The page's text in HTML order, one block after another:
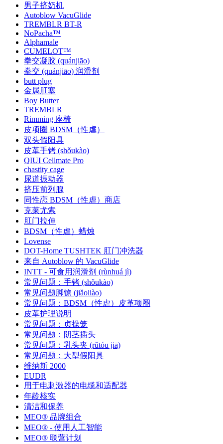
男子挤奶机
Autoblow VacuGlide
TREMBLR BT-R
NoPacha™
Alphamale
CUMELOT™
拳交凝胶 (quánjiāo)
拳交 (quánjiāo) 润滑剂
butt plug
金属肛塞
Boy Butter
TREMBLR
Rimming 座椅
皮项圈 BDSM（性虐）
双头假阳具
皮革手铐 (shǒukào)
QIUI Cellmate Pro
chastity cage
尿道振动器
挤压前列腺
同性恋 BDSM（性虐）商店
克莱尤索
肛门拉伸
BDSM（性虐）蜡烛
Lovense
DOT-Home TUSHTEK 肛门冲洗器
来自 Autoblow 的 VacuGlide
INTT - 可食用润滑剂 (rùnhuá jì)
常见问题：手铐 (shǒukào)
常见问题脚镣 (jiǎoliào)
常见问题：BDSM（性虐）皮革项圈
皮革护理说明
常见问题：贞操笼
常见问题：阴茎插头
常见问题：乳头夹 (rǔtóu jiā)
常见问题：大型假阳具
维纳斯 2000
EUDR
用于电刺激器的电缆和适配器
年龄核实
清洁和保养
MEO® 品牌组合
MEO® - 使用人工智能
MEO® 联营计划